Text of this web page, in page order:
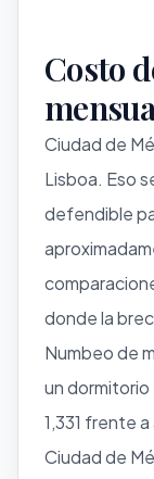
Costo
Ciudad de
Lisboa. Eso
defendible
donde la
Numbeo de
un dormitorio
1,331 frente
Ciudad de